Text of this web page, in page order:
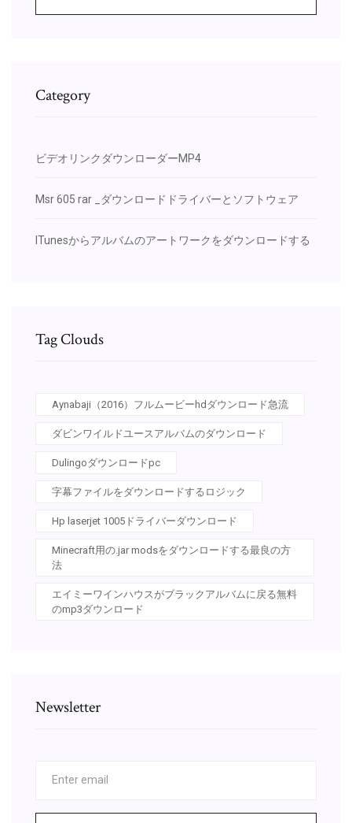
Category
ビデオリンクダウンローダーMP4
Msr 605 rar _ダウンロードドライバーとソフトウェア
ITunesからアルバムのアートワークをダウンロードする
Tag Clouds
Aynabaji（2016）フルムービーhdダウンロード急流
ダビンワイルドユースアルバムのダウンロード
Dulingoダウンロードpc
字幕ファイルをダウンロードするロジック
Hp laserjet 1005ドライバーダウンロード
Minecraft用の.jar modsをダウンロードする最良の方
法
エイミーワインハウスがブラックアルバムに戻る無料
のmp3ダウンロード
Newsletter